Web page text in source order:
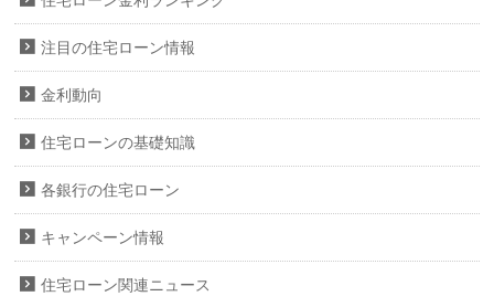
注目の住宅ローン情報
金利動向
住宅ローンの基礎知識
各銀行の住宅ローン
キャンペーン情報
住宅ローン関連ニュース